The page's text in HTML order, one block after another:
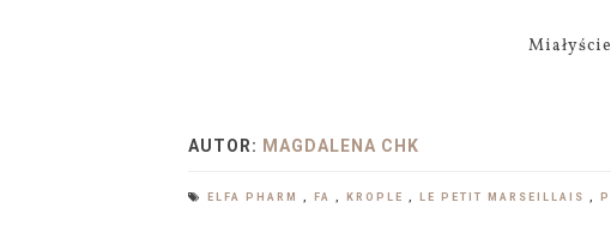
AUTOR: MAGDALENA CHK
ELFA PHARM , FA , KROPLE , LE PETIT MARSEILLAIS ,